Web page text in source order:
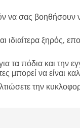
να σας βοηθήσουν
ιδιαίτερα ξηρός,
τα πόδια και την
μπορεί να είναι
την